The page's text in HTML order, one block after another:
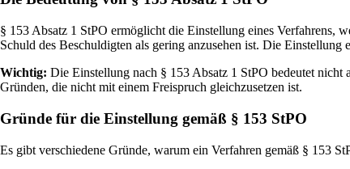
§ 153 Absatz 1 StPO ermöglicht die Einstellung eines Verfahrens,
Schuld des Beschuldigten als gering anzusehen ist. Die
Wichtig: Die Einstellung nach § 153 Absatz 1 StPO bedeutet nicht
Gründen, die nicht mit einem Freispruch gleichzusetzen ist.
Gründe für die Einstellung gemäß § 153 StPO
Es gibt verschiedene Gründe, warum ein Verfahren gemäß § 153